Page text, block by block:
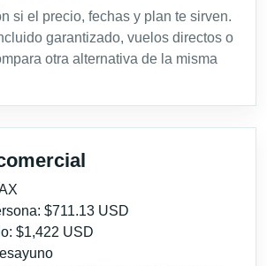
si el precio, fechas y plan te sirven.
garantizado, vuelos directos o
otra alternativa de la misma
$711.13 USD
$1,422 USD